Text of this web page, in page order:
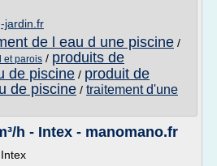
jardin.fr
de l eau d une piscine /
et parois / produits de
de piscine / produit de
de piscine / traitement d'une
h - Intex - manomano.fr